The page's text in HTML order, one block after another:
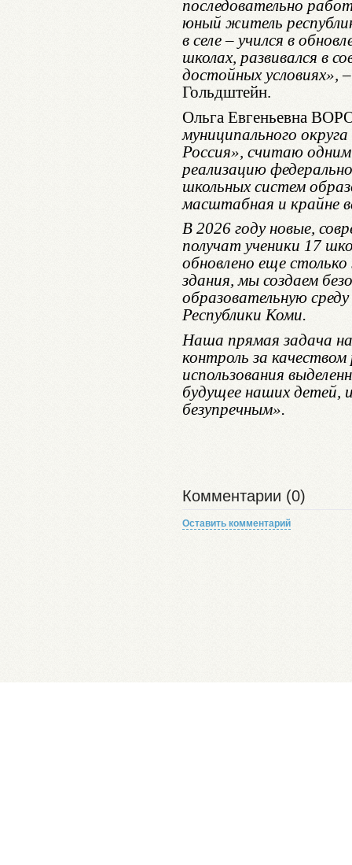
последовательно
юный житель
в селе – учился в
школах, развивался в
достойных условиях»,
Гольдштейн.
Ольга Евгеньевна
муниципального
Россия», считаю
реализацию
школьных систем
масштабная и крайне
В 2026 году новые,
получат ученики 17
обновлено еще
здания, мы создаем
образовательную
Республики Коми.
Наша прямая задача
контроль за
использования
будущее наших детей,
безупречным».
Комментарии (0)
Оставить комментарий